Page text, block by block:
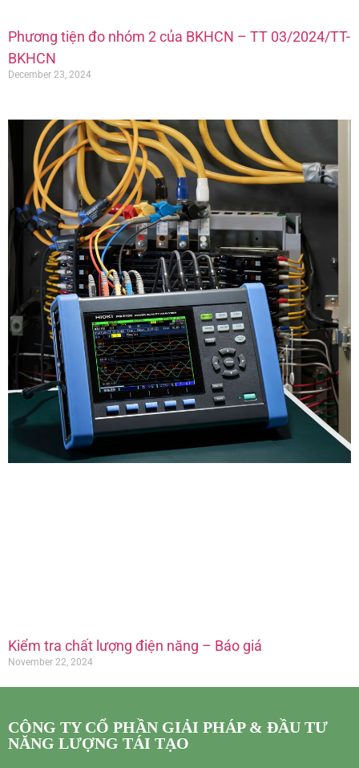
Phương tiện đo nhóm 2 của BKHCN – TT 03/2024/TT-
BKHCN
December 23, 2024
Kiểm tra chất lượng điện năng – Báo giá
November 22, 2024
CÔNG TY CỔ PHẦN GIẢI PHÁP & ĐẦU TƯ
NĂNG LƯỢNG TÁI TẠO